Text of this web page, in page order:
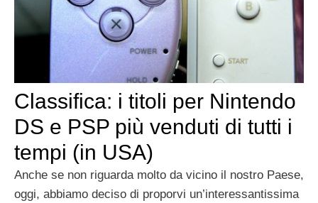
Classifica: i titoli per Nintendo
DS e PSP più venduti di tutti i
tempi (in USA)
Anche se non riguarda molto da vicino il nostro Paese,
oggi, abbiamo deciso di proporvi un’interessantissima